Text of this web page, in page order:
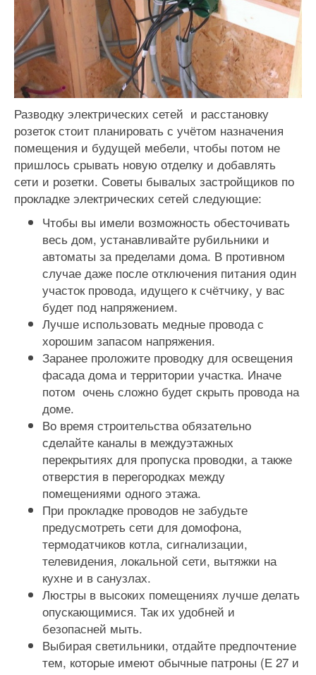
Разводку электрических сетей и расстановку
розеток стоит планировать с учётом назначения
помещения и будущей мебели, чтобы потом не
пришлось срывать новую отделку и добавлять
сети и розетки. Советы бывалых застройщиков по
прокладке электрических сетей следующие:
Чтобы вы имели возможность обесточивать
весь дом, устанавливайте рубильники и
автоматы за пределами дома. В противном
случае даже после отключения питания один
участок провода, идущего к счётчику, у вас
будет под напряжением.
Лучше использовать медные провода с
хорошим запасом напряжения.
Заранее проложите проводку для освещения
фасада дома и территории участка. Иначе
потом очень сложно будет скрыть провода на
доме.
Во время строительства обязательно
сделайте каналы в междуэтажных
перекрытиях для пропуска проводки, а также
отверстия в перегородках между
помещениями одного этажа.
При прокладке проводов не забудьте
предусмотреть сети для домофона,
термодатчиков котла, сигнализации,
телевидения, локальной сети, вытяжки на
кухне и в санузлах.
Люстры в высоких помещениях лучше делать
опускающимися. Так их удобней и
безопасней мыть.
Выбирая светильники, отдайте предпочтение
тем, которые имеют обычные патроны (Е 27 и